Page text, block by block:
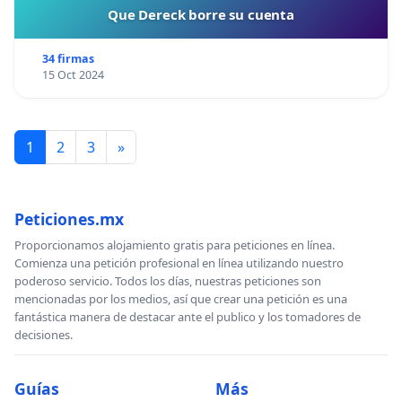
Que Dereck borre su cuenta
34 firmas
15 Oct 2024
1 2 3 »
Peticiones.mx
Proporcionamos alojamiento gratis para peticiones en línea.
Comienza una petición profesional en línea utilizando nuestro
poderoso servicio. Todos los días, nuestras peticiones son
mencionadas por los medios, así que crear una petición es una
fantástica manera de destacar ante el publico y los tomadores de
decisiones.
Guías Más